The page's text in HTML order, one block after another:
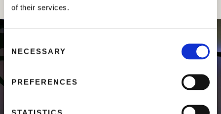
of their services.
e
NECESSARY
PREFERENCES